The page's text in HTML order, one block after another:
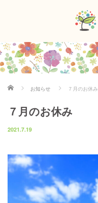
ホーム お知らせ ７月のお休み
７月のお休み
2021.7.19